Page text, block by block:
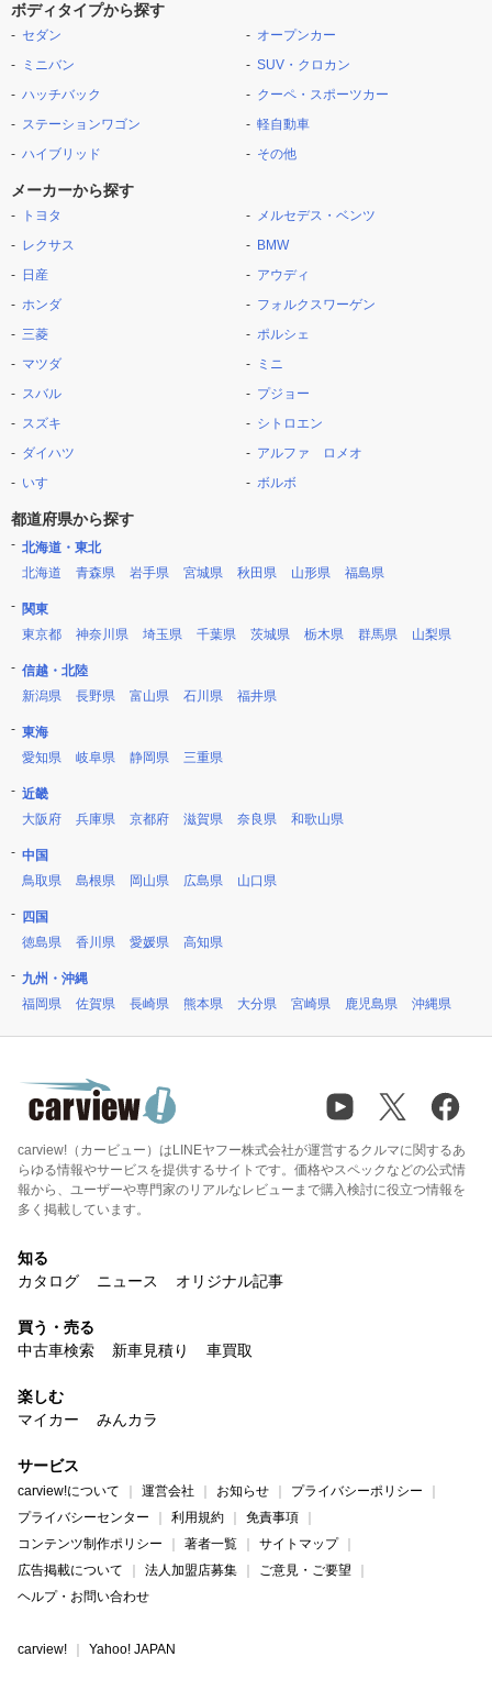
ボディタイプから探す
セダン
ミニバン
ハッチバック
ステーションワゴン
ハイブリッド
オープンカー
SUV・クロカン
クーペ・スポーツカー
軽自動車
その他
メーカーから探す
トヨタ
レクサス
日産
ホンダ
三菱
マツダ
スバル
スズキ
ダイハツ
いすゞ
メルセデス・ベンツ
BMW
アウディ
フォルクスワーゲン
ポルシェ
ミニ
プジョー
シトロエン
アルファ ロメオ
ボルボ
都道府県から探す
北海道・東北
北海道
青森県 岩手県 宮城県 秋田県 山形県 福島県
関東
東京都
神奈川県 埼玉県 千葉県 茨城県 栃木県 群馬県 山梨県
信越・北陸
新潟県
長野県 富山県 石川県 福井県
東海
愛知県
岐阜県 静岡県 三重県
近畿
大阪府
兵庫県 京都府 滋賀県 奈良県 和歌山県
中国
鳥取県
島根県 岡山県 広島県 山口県
四国
徳島県
香川県 愛媛県 高知県
九州・沖縄
福岡県
佐賀県 長崎県 熊本県 大分県 宮崎県 鹿児島県 沖縄県
carview!（カービュー）はLINEヤフー株式会社が運営するクルマに関するあ
らゆる情報やサービスを提供するサイトです。価格やスペックなどの公式情
報から、ユーザーや専門家のリアルなレビューまで購入検討に役立つ情報を
多く掲載しています。
知る
カタログ
ニュース オリジナル記事
買う・売る
中古車検索
新車見積り 車買取
楽しむ
マイカー
みんカラ
サービス
carview!について 運営会社 お知らせ
プライバシーポリシー
プライバシーセンター
利用規約
免責事項
コンテンツ制作ポリシー
著者一覧
サイトマップ
広告掲載について
法人加盟店募集
ご意見・ご要望
ヘルプ・お問い合わせ
carview! Yahoo! JAPAN